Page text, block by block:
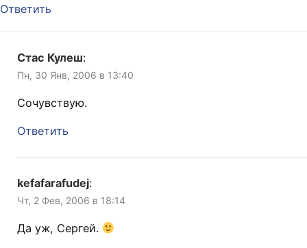
сторонке и…
Ответить
Стас Кулеш:
Пн, 30 Янв, 2006 в 13:40
Сочувствую.
Ответить
kefafarafudej:
Чт, 2 Фев, 2006 в 18:14
Да уж, Сергей.